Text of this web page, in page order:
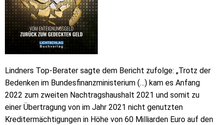
Lindners Top-Berater sagte dem Bericht zufolge: „Trotz der
Bedenken im Bundesfinanzministerium (…) kam es Anfang
2022 zum zweiten Nachtragshaushalt 2021 und somit zu
einer Übertragung von im Jahr 2021 nicht genutzten
Kreditermächtigungen in Höhe von 60 Milliarden Euro auf den